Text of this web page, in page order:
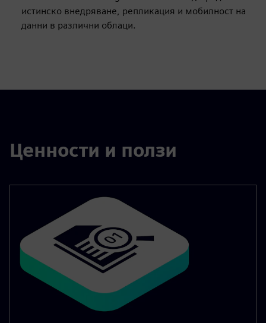
истинско внедряване, репликация и мобилност на
данни в различни облаци.
Ценности и ползи